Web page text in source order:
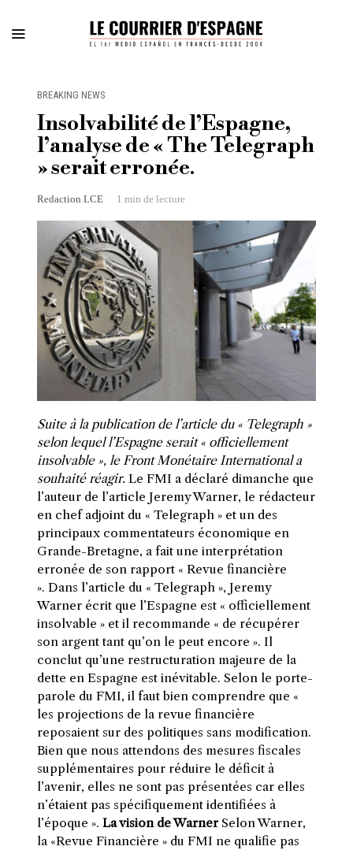
BREAKING NEWS
Insolvabilité de l’Espagne,
l’analyse de « The Telegraph
» serait erronée.
Redaction LCE 1 min de lecture
Suite à la publication de l’article du « Telegraph »
selon lequel l’Espagne serait « officiellement
insolvable », le Front Monétaire International a
souhaité réagir.Le FMI a déclaré dimanche que
l’auteur de l’article Jeremy Warner, le rédacteur
en chef adjoint du « Telegraph » et un des
principaux commentateurs économique en
Grande-Bretagne, a fait une interprétation
erronée de son rapport « Revue financière
». Dans l’article du « Telegraph », Jeremy
Warner écrit que l’Espagne est « officiellement
insolvable » et il recommande « de récupérer
son argent tant qu’on le peut encore ». Il
conclut qu’une restructuration majeure de la
dette en Espagne est inévitable. Selon le porte-
parole du FMI, il faut bien comprendre que «
les projections de la revue financière
reposaient sur des politiques sans modification.
Bien que nous attendons des mesures fiscales
supplémentaires pour réduire le déficit à
l’avenir, elles ne sont pas présentées car elles
n’étaient pas spécifiquement identifiées à
l’époque ». La vision de WarnerSelon Warner,
la «Revue Financière » du FMI ne qualifie pas